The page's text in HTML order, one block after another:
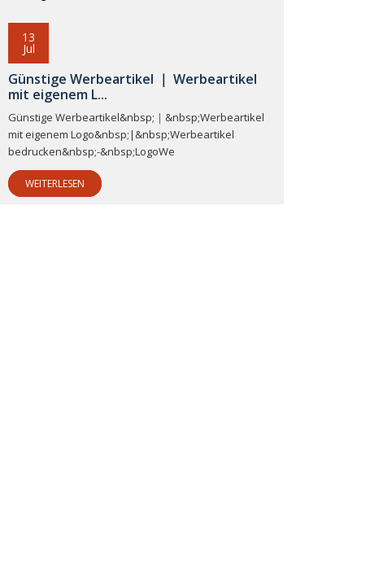
13
Jul
Günstige Werbeartikel ｜ Werbeartikel
mit eigenem L...
Günstige Werbeartikel&nbsp;｜&nbsp;Werbeartikel
mit eigenem Logo&nbsp;|&nbsp;Werbeartikel
bedrucken&nbsp;-&nbsp;LogoWe
WEITERLESEN